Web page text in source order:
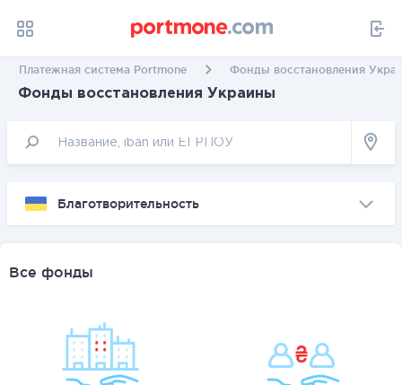
Платежная система Portmone Фонды восстановления
Фонды восстановления Украины
Благотворительность
Все фонды